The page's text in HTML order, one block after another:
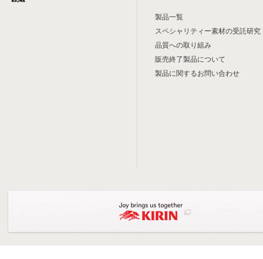
製品一覧
スペシャリティー素材の受託研究
品質への取り組み
販売終了製品について
製品に関するお問い合わせ